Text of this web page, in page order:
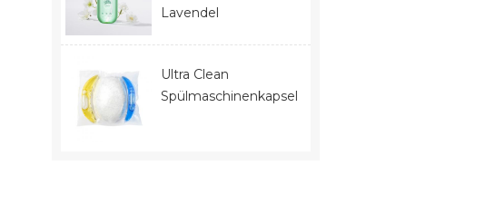
Lavendel
Ultra Clean
Spülmaschinenkapseln